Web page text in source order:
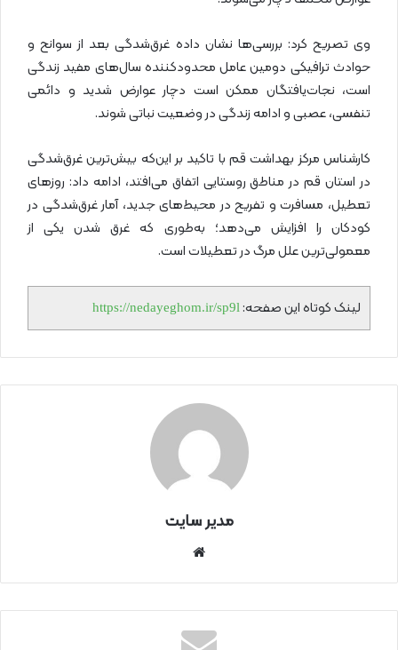
وی تصریح کرد: بررسی‌ها نشان داده غرق‌شدگی بعد از سوانح و
حوادث ترافیکی دومین عامل محدودکننده سال‌های مفید زندگی
است، نجات‌یافتگان ممکن است دچار عوارض شدید و دائمی
تنفسی، عصبی و ادامه زندگی در وضعیت نباتی شوند.
کارشناس مرکز بهداشت قم با تاکید بر این‌که بیش‌ترین غرق‌شدگی
در استان قم در مناطق روستایی اتفاق می‌افتد، ادامه داد: روزهای
تعطیل، مسافرت و تفریح در محیط‌های جدید، آمار غرق‌شدگی در
کودکان را افزایش می‌دهد؛ به‌طوری که غرق شدن یکی از
معمولی‌ترین علل مرگ در تعطیلات است.
لینک کوتاه این صفحه: https://nedayeghom.ir/sp9l
مدیر سایت
نتی